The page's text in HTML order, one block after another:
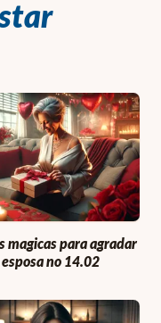
magicas para agradar
no 14.02